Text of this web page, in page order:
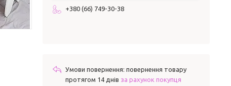
+380 (66) 749-30-38
повернення товару
протягом 14 днів за рахунок покупця